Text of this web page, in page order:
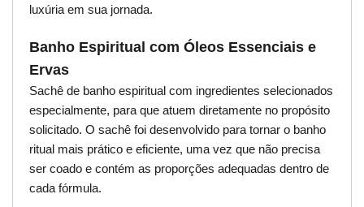
luxúria em sua jornada.
Banho Espiritual com Óleos Essenciais e
Ervas
Sachê de banho espiritual com ingredientes selecionados
especialmente, para que atuem diretamente no propósito
solicitado. O sachê foi desenvolvido para tornar o banho
ritual mais prático e eficiente, uma vez que não precisa
ser coado e contém as proporções adequadas dentro de
cada fórmula.